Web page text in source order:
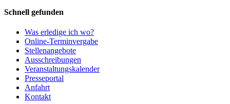
Schnell gefunden
Was erledige ich wo?
Online-Terminvergabe
Stellenangebote
Ausschreibungen
Veranstaltungskalender
Presseportal
Anfahrt
Kontakt